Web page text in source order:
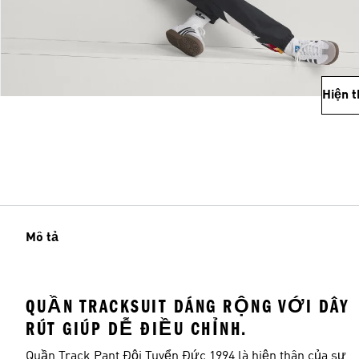
Hiện
Mô tả
QUẦN TRACKSUIT DÁNG RỘNG VỚI DÂY
RÚT GIÚP DỄ ĐIỀU CHỈNH.